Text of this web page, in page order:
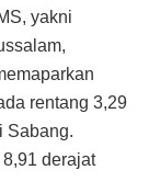
yakni
rentang 3,29
Sabang.
derajat